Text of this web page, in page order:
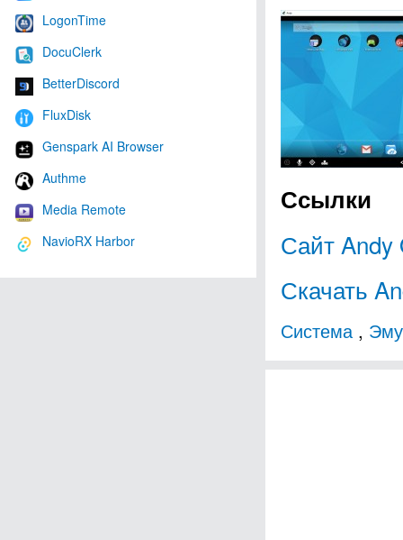
LogonTime
DocuClerk
BetterDiscord
FluxDisk
Genspark AI Browser
Authme
Media Remote
NavioRX Harbor
Ссылки
Сайт Andy
Скачать
Система,